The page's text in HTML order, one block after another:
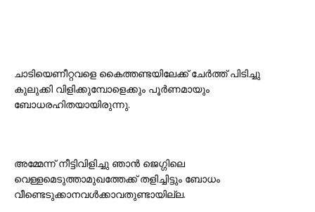
ചാടിയെണീറ്റവളെ കൈത്തണ്ടയിലേക്ക് ചേർത്ത് പിടിച്ചു
കുലുക്കി വിളിക്കുമ്പോളെക്കും പൂർണമായും
ബോധരഹിതയായിരുന്നു.
അമ്മേന്ന് നീട്ടിവിളിച്ചു ഞാൻ ജെഗ്ഗിലെ
വെള്ളമെടുത്താമുഖത്തേക്ക് തളിച്ചിട്ടും ബോധം
വീണ്ടെടുക്കാനവൾക്കാവതുണ്ടായില്ല.